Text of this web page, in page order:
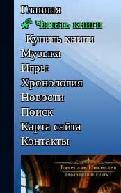
Главная
🌠 Читать книги
Купить книги
Музыка
Игры
Хронология
Новости
Поиск
Карта сайта
Контакты